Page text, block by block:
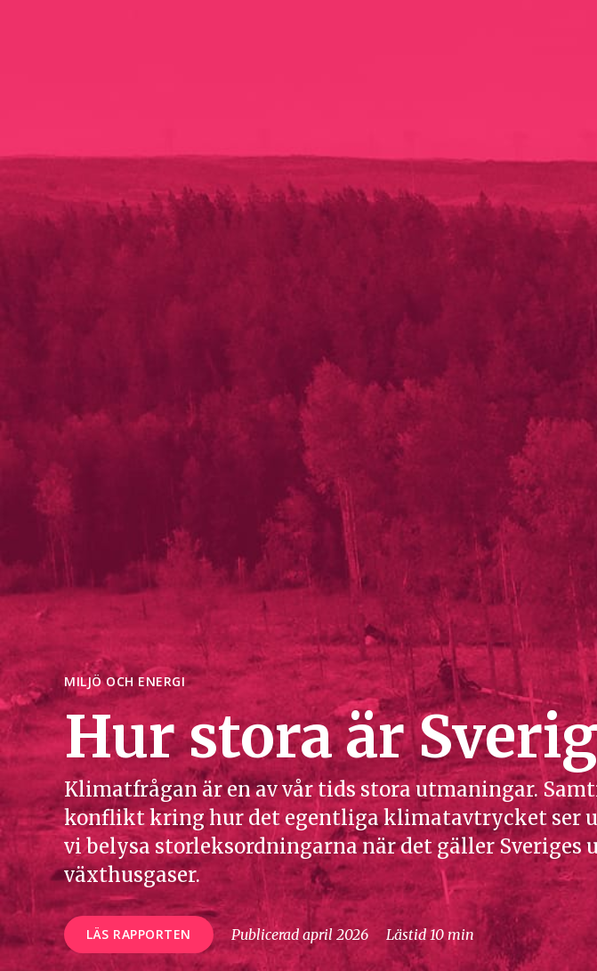
MILJÖ OCH ENERGI
Hur stora är
Klimatfrågan är en av vår tids stora utmaningar.
konflikt kring hur det egentliga klimatavtrycket ser
vi belysa storleksordningarna när det gäller Sveriges
växthusgaser.
LÄS RAPPORTEN Publicerad april 2026 Lästid 10 min